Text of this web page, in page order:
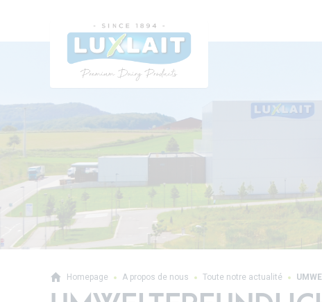
Homepage A propos de nous Toute notre actualité